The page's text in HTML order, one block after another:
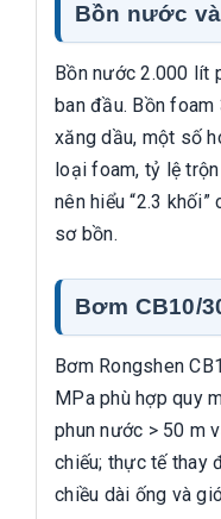
Bồn nước
Bồn nước 2.000 lít
ban đầu. Bồn
xăng dầu, một số
loại foam, tỷ lệ
nên hiểu “2.3
sơ bồn.
Bơm CB10/
Bơm Rongshen
MPa phù hợp quy
phun nước > 50 m
chiếu; thực tế thay
chiều dài ống và